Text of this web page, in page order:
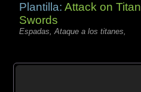
Plantilla:Attack on Titan
Swords
Espadas, Ataque a los titanes,